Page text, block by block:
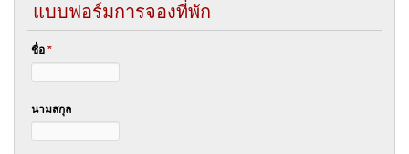
แบบฟอร์มการจองที่พัก
ชื่อ *
นามสกุล